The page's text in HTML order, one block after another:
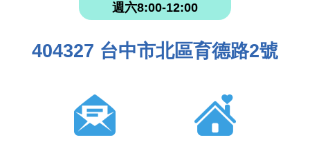
週六8:00-12:00
404327 台中市北區育德路2號